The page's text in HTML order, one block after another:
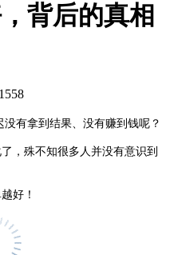
背后的真相
1558
有拿到结果、没有赚到钱呢？
，殊不知很多人并没有意识到
好！